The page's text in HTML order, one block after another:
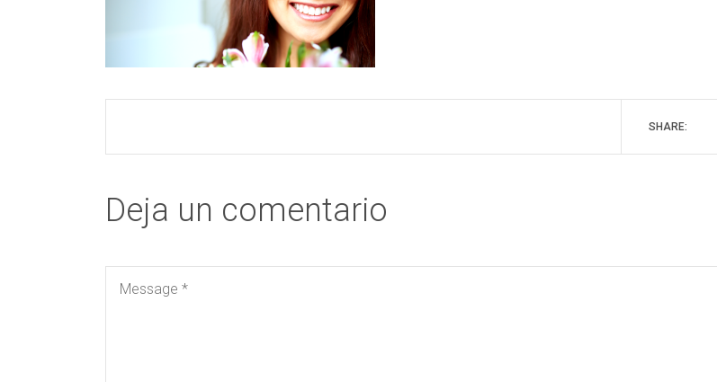
SHARE:
Deja un comentario